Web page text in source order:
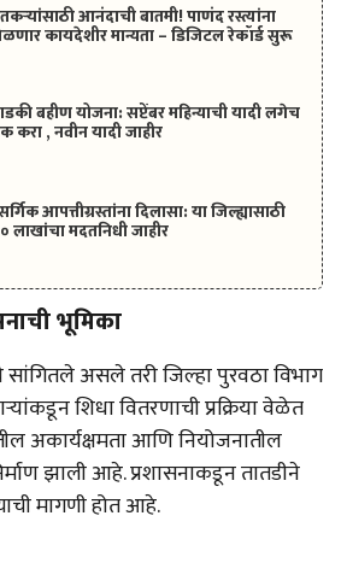
आनंदाची बातमी! पाणंद रस्त्यांना
कायदेशीर मान्यता – डिजिटल रेकॉर्ड सुरू
बहीण योजना: सप्टेंबर महिन्याची यादी लगेच
करा , नवीन यादी जाहीर
आपत्तीग्रस्तांना दिलासा: या जिल्ह्यासाठी
लाखांचा मदतनिधी जाहीर
भूमिका
सांगितले असले तरी जिल्हा पुरवठा विभाग
शिधा वितरणाची प्रक्रिया वेळेत
अकार्यक्षमता आणि नियोजनातील
झाली आहे. प्रशासनाकडून तातडीने
मागणी होत आहे.